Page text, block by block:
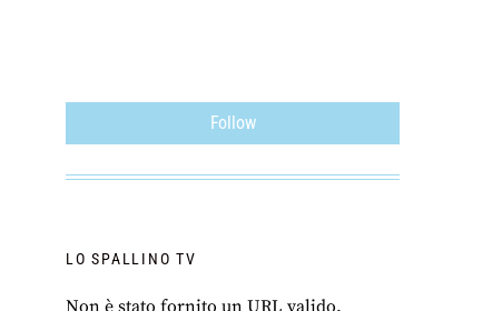
Follow
LO SPALLINO TV